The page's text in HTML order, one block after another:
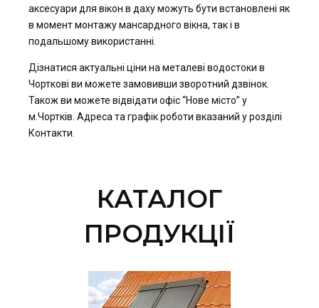
аксесуари для вікон в даху можуть бути встановлені як
в момент монтажу мансардного вікна, так і в
подальшому використанні.
Дізнатися актуальні ціни на металеві водостоки в
Чорткові ви можете замовивши зворотний дзвінок.
Також ви можете відвідати офіс “Нове місто” у
м.Чортків. Адреса та графік роботи вказаний у розділі
Контакти.
КАТАЛОГ
ПРОДУКЦІЇ